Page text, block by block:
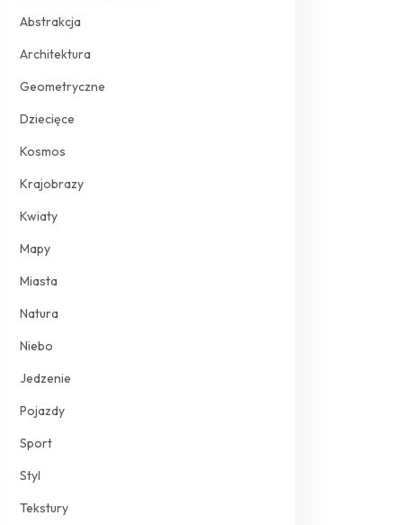
Abstrakcja
Architektura
Geometryczne
Dziecięce
Kosmos
Krajobrazy
Kwiaty
Mapy
Miasta
Natura
Niebo
Jedzenie
Pojazdy
Sport
Styl
Tekstury